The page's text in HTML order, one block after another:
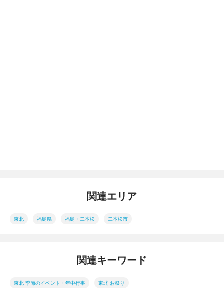
関連エリア
東北 福島県 福島・二本松 二本松市
関連キーワード
東北 季節のイベント・年中行事 東北 お祭り